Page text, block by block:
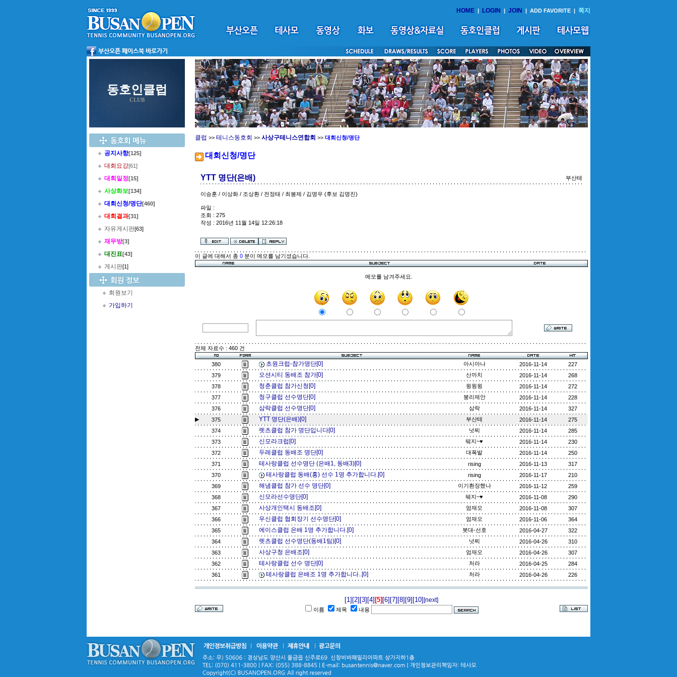
HOME | LOGIN | JOIN | ADD FAVORITE | 쪽지
동호인클럽
CLUB
공지사항[125]
대회요강[61]
대회일정[15]
사상화보[134]
대회신청/명단[460]
대회결과[31]
자유게시판[63]
재무방[3]
대진표[43]
게시판[1]
회원보기
가입하기
클럽 >> 테니스동호회 >> 사상구테니스연합회 >> 대회신청/명단
대회신청/명단
YTT 명단(은배) 부산테
이승훈 / 이상화 / 조상환 / 전정태 / 최봉제 / 김명우 (후보 김명진)
파일 :
조회 : 275
작성 : 2016년 11월 14일 12:26:18
이 글에 대해서 총 0 분이 메모를 남기셨습니다.
메모를 남겨주세요.
전체 자료수 : 460 건
380 초원크럽-참가명단[0] 아시아나 2016-11-14
227
379
오션시티 동배조 참가[0] 산까치 2016-11-14
268
378
청춘클럽 참가신청[0] 윙윙윙 2016-11-14
272
377
청구클럽 선수명단[0] 붕리제안 2016-11-14
228
376
삼락클럽 선수명단[0] 삼락 2016-11-14
327
▶
375 YTT 명단(은배)[0] 부산테 2016-11-14
275
374
렛츠클럽 참가 명단입니다[0] 넛찌 2016-11-14
285
373
신모라크럽[0] 뒈지~♥ 2016-11-14
230
372
두레클럽 동배조 명단[0] 대폭발 2016-11-14
250
371
테사랑클럽 선수명단 (은배1, 동배3)[0] rising 2016-11-13
317
370
테사랑클럽 동배(홍) 선수 1명 추가합니다.[0] rising 2016-11-17
210
369
해냄클럽 참가 선수 명단[0] 이기환장했나 2016-11-12
259
368
신모라선수명단[0] 뒈지~♥ 2016-11-08
290
367
사상개인택시 동배조[0] 엄재오 2016-11-08
307
366
우신클럽 협회장기 선수명단[0] 엄재오 2016-11-06
364
365
에이스클럽 은배 1명 추가합니다.[0] 봇대-선호 2016-04-27
322
364
렛츠클럽 선수명단(동배1팀)[0] 넛찌 2016-04-26
310
363
사상구청 은배조[0] 엄재오 2016-04-26
307
362
테사랑클럽 선수 명단[0] 처라 2016-04-25
284
361
테사랑클럽 은배조 1명 추가합니다..[0] 처라 2016-04-26 226
[1] [2] [3] [4] [5] [6] [7] [8] [9] [10] [next]
이름 제목 내용